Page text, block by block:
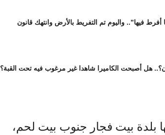
فيها”.. واليوم تم التفريط بالأرض وانتهك قانون
هل أصبحت الكاميرا شاهدا غير مرغوب فيه تحت القبة؟
بلدة بيت فجار جنوب بيت لحم،